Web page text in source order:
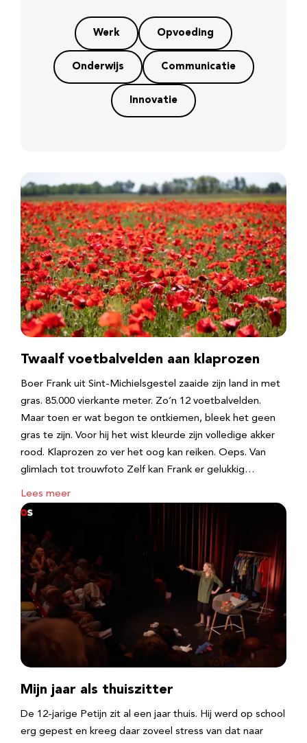
Werk Opvoeding
Onderwijs Communicatie
Innovatie
Twaalf voetbalvelden aan klaprozen
Boer Frank uit Sint-Michielsgestel zaaide zijn land in met
gras. 85.000 vierkante meter. Zo’n 12 voetbalvelden.
Maar toen er wat begon te ontkiemen, bleek het geen
gras te zijn. Voor hij het wist kleurde zijn volledige akker
rood. Klaprozen zo ver het oog kan reiken. Oeps. Van
glimlach tot trouwfoto Zelf kan Frank er gelukkig…
Lees meer
Mijn jaar als thuiszitter
De 12-jarige Petijn zit al een jaar thuis. Hij werd op school
erg gepest en kreeg daar zoveel stress van dat naar